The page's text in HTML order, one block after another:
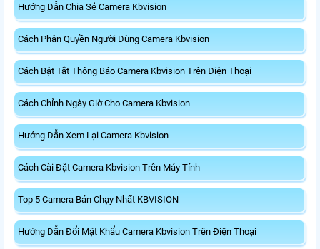
Hướng Dẫn Chia Sẻ Camera Kbvision
Cách Phân Quyền Người Dùng Camera Kbvision
Cách Bật Tắt Thông Báo Camera Kbvision Trên Điện Thoại
Cách Chỉnh Ngày Giờ Cho Camera Kbvision
Hướng Dẫn Xem Lại Camera Kbvision
Cách Cài Đặt Camera Kbvision Trên Máy Tính
Top 5 Camera Bán Chạy Nhất KBVISION
Hướng Dẫn Đổi Mật Khẩu Camera Kbvision Trên Điện Thoại